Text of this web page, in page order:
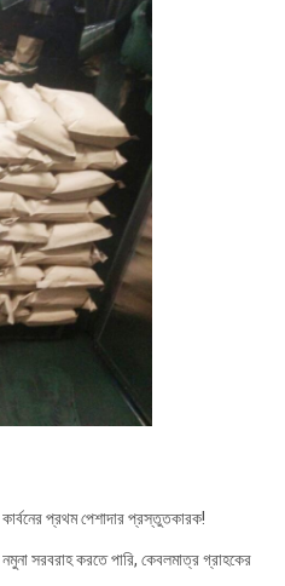
প্রথম পেশাদার প্রস্তুতকারক!
সরবরাহ করতে পারি, কেবলমাত্র গ্রাহকের